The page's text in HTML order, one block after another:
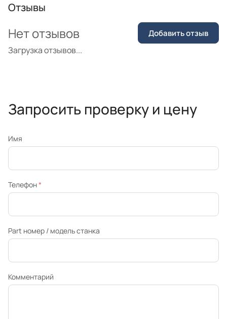
Отзывы
Загрузка отзывов...
Нет отзывов Добавить отзыв
Запросить проверку и цену
Имя
Телефон*
Part номер / модель станка
Комментарий